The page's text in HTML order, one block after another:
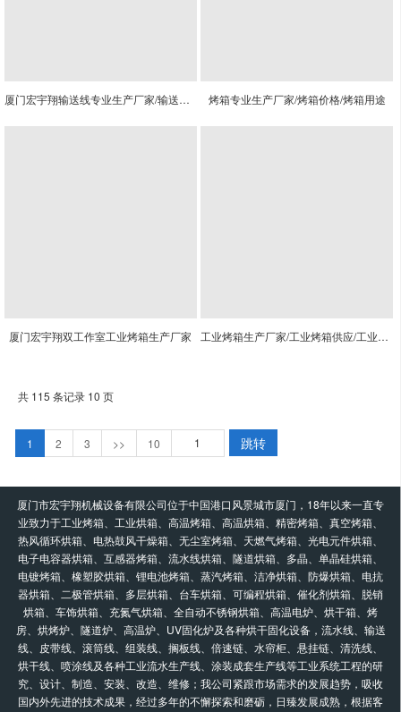
厦门宏宇翔输送线专业生产厂家/输送线价格 烤箱专业生产厂家/烤箱价格/烤箱用途
厦门宏宇翔双工作室工业烤箱生产厂家 工业烤箱生产厂家/工业烤箱供应/工业烤箱用途
共 115 条记录 10 页
1 2 3 >> 10 跳转
厦门市宏宇翔机械设备有限公司位于中国港口风景城市厦门，18年以来一直专
业致力于工业烤箱、工业烘箱、高温烤箱、高温烘箱、精密烤箱、真空烤箱、
热风循环烘箱、电热鼓风干燥箱、无尘室烤箱、天燃气烤箱、光电元件烘箱、
电子电容器烘箱、互感器烤箱、流水线烘箱、隧道烘箱、多晶、单晶硅烘箱、
电镀烤箱、橡塑胶烘箱、锂电池烤箱、蒸汽烤箱、洁净烘箱、防爆烘箱、电抗
器烘箱、二极管烘箱、多层烘箱、台车烘箱、可编程烘箱、催化剂烘箱、脱销
烘箱、车饰烘箱、充氮气烘箱、全自动不锈钢烘箱、高温电炉、烘干箱、烤
房、烘烤炉、隧道炉、高温炉、UV固化炉及各种烘干固化设备，流水线、输送
线、皮带线、滚筒线、组装线、搁板线、倍速链、水帘柜、悬挂链、清洗线、
烘干线、喷涂线及各种工业流水生产线、涂装成套生产线等工业系统工程的研
究、设计、制造、安装、改造、维修；我公司紧跟市场需求的发展趋势，吸收
国内外先进的技术成果，经过多年的不懈探索和磨砺，日臻发展成熟，根据客